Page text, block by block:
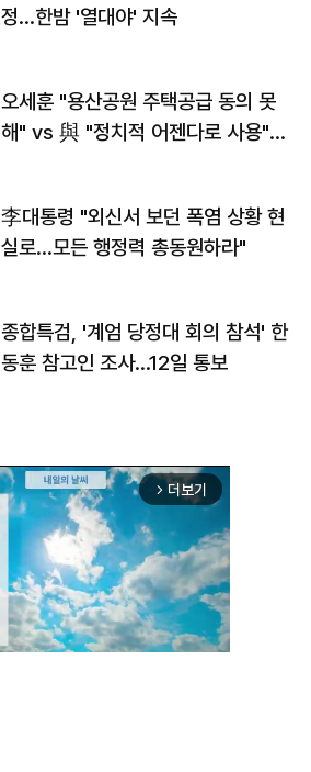
정…한밤 '열대야' 지속
오세훈 "용산공원 주택공급 동의 못
해" vs 與 "정치적 어젠다로 사용"
李대통령 "외신서 보던 폭염 상황 현
실로…모든 행정력 총동원하라"
종합특검, '계엄 당정대 회의 참석' 한
동훈 참고인 조사...12일 통보
arrow_forward_ios 더보기